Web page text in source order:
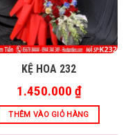
KỆ HOA 232
1.450.000 ₫
THÊM VÀO GIỎ HÀNG